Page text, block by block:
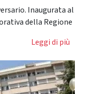
Inaugurata al
della Regione
Leggi di più